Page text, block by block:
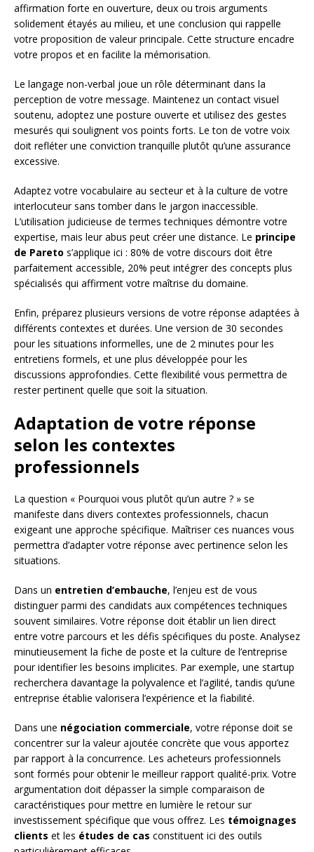
affirmation forte en ouverture, deux ou trois arguments
solidement étayés au milieu, et une conclusion qui rappelle
votre proposition de valeur principale. Cette structure encadre
votre propos et en facilite la mémorisation.
Le langage non-verbal joue un rôle déterminant dans la
perception de votre message. Maintenez un contact visuel
soutenu, adoptez une posture ouverte et utilisez des gestes
mesurés qui soulignent vos points forts. Le ton de votre voix
doit refléter une conviction tranquille plutôt qu’une assurance
excessive.
Adaptez votre vocabulaire au secteur et à la culture de votre
interlocuteur sans tomber dans le jargon inaccessible.
L’utilisation judicieuse de termes techniques démontre votre
expertise, mais leur abus peut créer une distance. Le principe
de Pareto s’applique ici : 80% de votre discours doit être
parfaitement accessible, 20% peut intégrer des concepts plus
spécialisés qui affirment votre maîtrise du domaine.
Enfin, préparez plusieurs versions de votre réponse adaptées à
différents contextes et durées. Une version de 30 secondes
pour les situations informelles, une de 2 minutes pour les
entretiens formels, et une plus développée pour les
discussions approfondies. Cette flexibilité vous permettra de
rester pertinent quelle que soit la situation.
Adaptation de votre réponse
selon les contextes
professionnels
La question « Pourquoi vous plutôt qu’un autre ? » se
manifeste dans divers contextes professionnels, chacun
exigeant une approche spécifique. Maîtriser ces nuances vous
permettra d’adapter votre réponse avec pertinence selon les
situations.
Dans un entretien d’embauche, l’enjeu est de vous
distinguer parmi des candidats aux compétences techniques
souvent similaires. Votre réponse doit établir un lien direct
entre votre parcours et les défis spécifiques du poste. Analysez
minutieusement la fiche de poste et la culture de l’entreprise
pour identifier les besoins implicites. Par exemple, une startup
recherchera davantage la polyvalence et l’agilité, tandis qu’une
entreprise établie valorisera l’expérience et la fiabilité.
Dans une négociation commerciale, votre réponse doit se
concentrer sur la valeur ajoutée concrète que vous apportez
par rapport à la concurrence. Les acheteurs professionnels
sont formés pour obtenir le meilleur rapport qualité-prix. Votre
argumentation doit dépasser la simple comparaison de
caractéristiques pour mettre en lumière le retour sur
investissement spécifique que vous offrez. Les témoignages
clients et les études de cas constituent ici des outils